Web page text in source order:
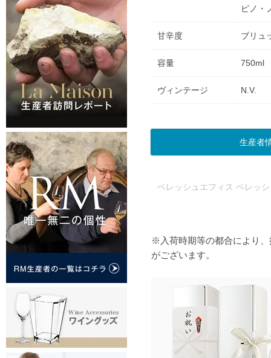
ピノ・
甘辛度 ブリュ
容量 750ml
ヴィンテージ N.V.
生産者
ベレッシュエフィス ベレッ
※入荷時期等の都合により
がございます。